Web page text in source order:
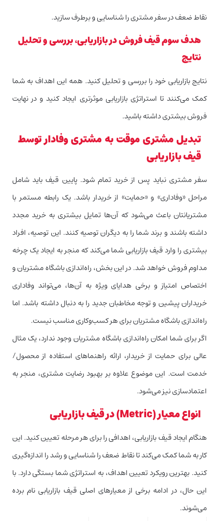
نقاط ضعف در سفر مشتری را شناسایی و برطرف سازید.
هدف سوم قیف فروش در بازاریابی، بررسی و تحلیل
نتایج
نتایج بازاریابی خود را بررسی و تحلیل کنید. همه این اهداف به شما
کمک می‌کنند تا استراتژی بازاریابی موثرتری ایجاد کنید و در نهایت
فروش بیشتری داشته باشید.
تبدیل مشتری موقت به مشتری وفادار توسط
قیف بازاریابی
سفر مشتری نباید پس از خرید تمام شود. پایین قیف باید شامل
مراحل «وفاداری» و «حمایت» از خریدار باشد. یک رابطه مستمر با
مشتریانتان باعث می‌شود که آن‌ها تمایل بیشتری به خرید مجدد
داشته باشند و برند شما را به دیگران توصیه کنند. این توصیه، افراد
بیشتری را وارد قیف بازاریابی شما می‌کند که منجر به ایجاد یک چرخه
مداوم فروش خواهد شد. در این بخش، راه‌اندازی باشگاه مشتریان و
اختصاص امتیاز و برخی هدایای ویژه به آن‌ها، می‌تواند وفاداری
خریداران پیشین و توجه مخاطبان جدید را به دنبال داشته باشد. اما
راه‌اندازی باشگاه مشتریان برای هر کسب‌وکاری مناسب نیست.
اگر برای شما امکان راه‌اندازی باشگاه مشتریان وجود ندارد، یک مثال
عالی برای حمایت از خریدار، ارائه راهنماهای استفاده از محصول/
خدمت است. این موضوع علاوه بر بهبود رضایت مشتری، منجر به
اعتمادسازی نیز می‌شود.
انواع معیار (Metric) در قیف بازاریابی
هنگام ایجاد قیف بازاریابی، اهدافی را برای هر مرحله تعیین کنید. این
کار به شما کمک می‌کند تا نقاط ضعف را شناسایی و رشد را اندازه‌گیری
کنید. بهترین رویکرد تعیین اهداف، به استراتژی شما بستگی دارد. با
این حال، در ادامه برخی از معیارهای اصلی قیف بازاریابی نام برده
می‌شوند.